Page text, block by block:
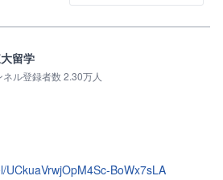
留学
ル登録者数 2.30万人
BoWx7sLA